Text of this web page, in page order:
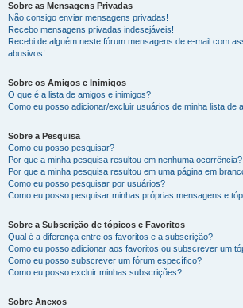
Sobre as Mensagens Privadas
Não consigo enviar mensagens privadas!
Recebo mensagens privadas indesejáveis!
Recebi de alguém neste fórum mensagens de e-mail com
abusivos!
Sobre os Amigos e Inimigos
O que é a lista de amigos e inimigos?
Como eu posso adicionar/excluir usuários de minha lista de
Sobre a Pesquisa
Como eu posso pesquisar?
Por que a minha pesquisa resultou em nenhuma ocorrência?
Por que a minha pesquisa resultou em uma página em
Como eu posso pesquisar por usuários?
Como eu posso pesquisar minhas próprias mensagens e
Sobre a Subscrição de tópicos e Favoritos
Qual é a diferença entre os favoritos e a subscrição?
Como eu posso adicionar aos favoritos ou subscrever um
Como eu posso subscrever um fórum específico?
Como eu posso excluir minhas subscrições?
Sobre Anexos